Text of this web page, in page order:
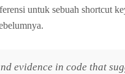
untuk sebuah shortcut
evidence in code that